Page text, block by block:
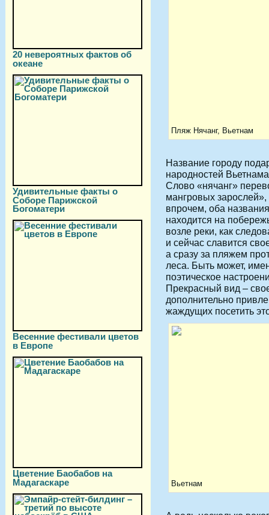
20 невероятных фактов об
океане
Удивительные факты о
Соборе Парижской
Богоматери
Весенние фестивали цветов
в Европе
Цветение Баобабов на
Мадагаскаре
Пляж Нячанг, Вьетнам
Название городу
народностей
Слово «нячанг»
мангровых зарослей»,
впрочем, оба
находится на
возле реки, как
и сейчас славится
а сразу за пляжем
леса. Быть может,
поэтическое
Прекрасный вид –
дополнительно
жаждущих посетить
Вьетнам